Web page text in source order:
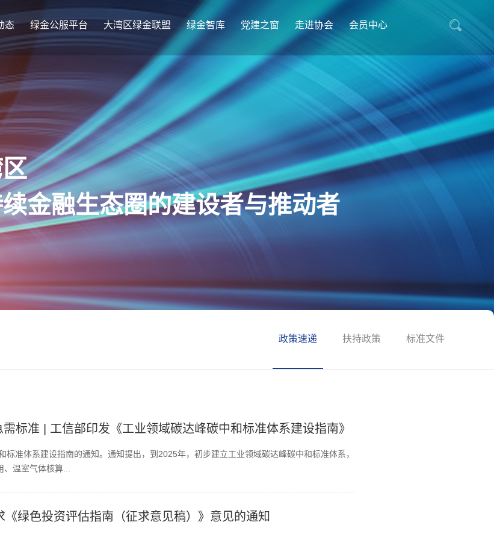
态 绿金公服平台 大湾区绿金联盟 绿金智库 党建之窗 走进协会 会员中心
金融生态圈的建设者与推动者
政策速递 扶持政策 标准文件
标准 | 工信部印发《工业领域碳达峰碳中和标准体系建设指南》
准体系建设指南的通知。通知提出，到2025年，初步建立工业领域碳达峰碳中和标准体系，
温室气体核算...
绿色投资评估指南（征求意见稿）》意见的通知